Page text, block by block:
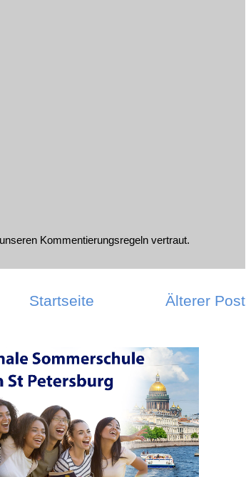
Kommentierungsregeln vertraut.
Älterer Post
Startseite